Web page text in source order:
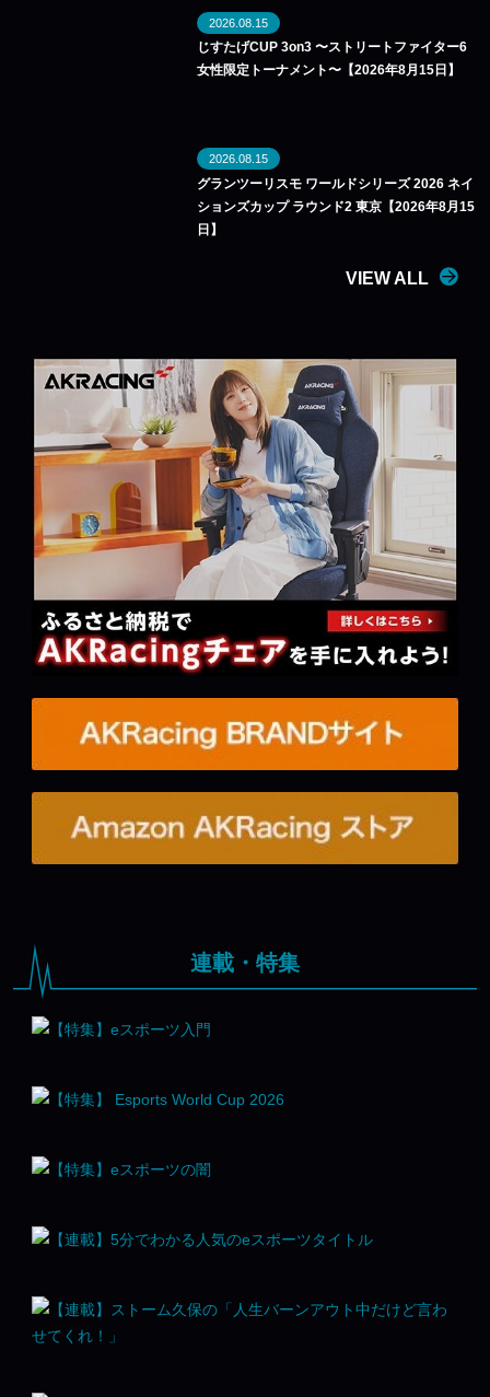
2026.08.15
じすたげCUP 3on3 〜ストリートファイター6
女性限定トーナメント〜【2026年8月15日】
2026.08.15
グランツーリスモ ワールドシリーズ 2026 ネイ
ションズカップ ラウンド2 東京【2026年8月15
日】
VIEW ALL
連載・特集